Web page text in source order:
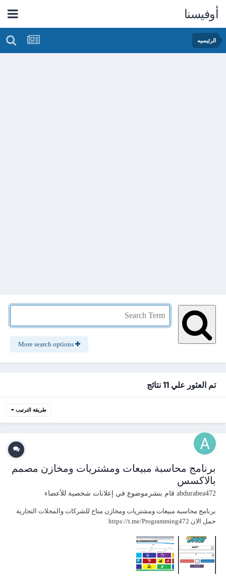
أوفيسنا
الرئيسيه
تم العثور علي 11 نتائج
طريقة الترتيب
برنامج محاسبة مبيعات ومشتريات ومخازن مصمم
بالاكسس
abdurabea472 قام بنشرموضوع في إعلانات شخصية للأعضاء
برنامج محاسبة مبيعات ومشتريات ومخازن متاح للشركات والمحلات التجارية
حمل الان https://t.me/Programming472